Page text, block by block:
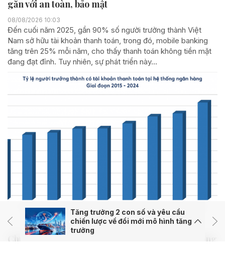
gắn với an toàn, bảo mật
08/08/2026 10:03
Đến cuối năm 2025, gần 90% số người trưởng thành Việt
Nam sở hữu tài khoản thanh toán, trong đó, mobile banking
tăng trên 25% mỗi năm, cho thấy thanh toán không tiền mặt
đang đạt đỉnh. Tuy nhiên, sự phát triển này...
Chuyện cảm động giữa đống đổ nát sau trận động
Tăng trưởng 2 con số và yêu cầu
chiến lược về đổi mới mô hình tăng
trưởng